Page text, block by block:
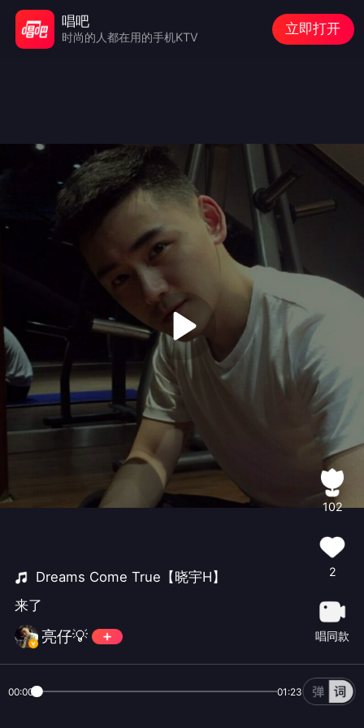
Dreams Come True【晓宇H】
来了
亮仔💡
102
2
唱同款
00:00 01:23
唱吧
时尚的人都在用的手机KTV
立即打开